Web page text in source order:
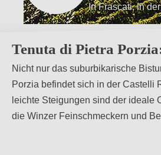
In Frascati, in
Geschichte in
Tenuta di Pietra
Nicht nur das suburbikarische
Porzia befindet sich in der Castelli
leichte Steigungen sind der ideale
die Winzer Feinschmeckern und